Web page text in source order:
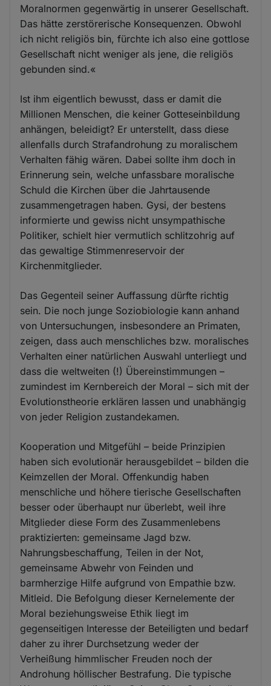
Moralnormen gegenwärtig in unserer Gesellschaft.
Das hätte zerstörerische Konsequenzen. Obwohl
ich nicht religiös bin, fürchte ich also eine gottlose
Gesellschaft nicht weniger als jene, die religiös
gebunden sind.«
Ist ihm eigentlich bewusst, dass er damit die
Millionen Menschen, die keiner Gotteseinbildung
anhängen, beleidigt? Er unterstellt, dass diese
allenfalls durch Strafandrohung zu moralischem
Verhalten fähig wären. Dabei sollte ihm doch in
Erinnerung sein, welche unfassbare moralische
Schuld die Kirchen über die Jahrtausende
zusammengetragen haben. Gysi, der bestens
informierte und gewiss nicht unsympathische
Politiker, schielt hier vermutlich schlitzohrig auf
das gewaltige Stimmenreservoir der
Kirchenmitglieder.
Das Gegenteil seiner Auffassung dürfte richtig
sein. Die noch junge Soziobiologie kann anhand
von Untersuchungen, insbesondere an Primaten,
zeigen, dass auch menschliches bzw. moralisches
Verhalten einer natürlichen Auswahl unterliegt und
dass die weltweiten (!) Übereinstimmungen –
zumindest im Kernbereich der Moral – sich mit der
Evolutionstheorie erklären lassen und unabhängig
von jeder Religion zustandekamen.
Kooperation und Mitgefühl – beide Prinzipien
haben sich evolutionär herausgebildet – bilden die
Keimzellen der Moral. Offenkundig haben
menschliche und höhere tierische Gesellschaften
besser oder überhaupt nur überlebt, weil ihre
Mitglieder diese Form des Zusammenlebens
praktizierten: gemeinsame Jagd bzw.
Nahrungsbeschaffung, Teilen in der Not,
gemeinsame Abwehr von Feinden und
barmherzige Hilfe aufgrund von Empathie bzw.
Mitleid. Die Befolgung dieser Kernelemente der
Moral beziehungsweise Ethik liegt im
gegenseitigen Interesse der Beteiligten und bedarf
daher zu ihrer Durchsetzung weder der
Verheißung himmlischer Freuden noch der
Androhung höllischer Bestrafung. Die typische